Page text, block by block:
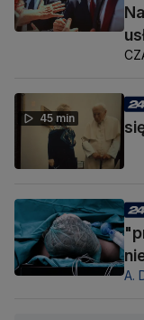
45 min
A.